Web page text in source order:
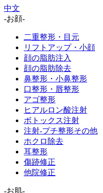
中文
-お顔-
二重整形・目元
リフトアップ・小顔
顔の脂肪注入
顔の脂肪除去
鼻整形・小鼻整形
口整形・唇整形
アゴ整形
ヒアルロン酸注射
ボトックス注射
注射-プチ整形その他
ホクロ除去
耳整形
傷跡修正
他院修正
-お肌-